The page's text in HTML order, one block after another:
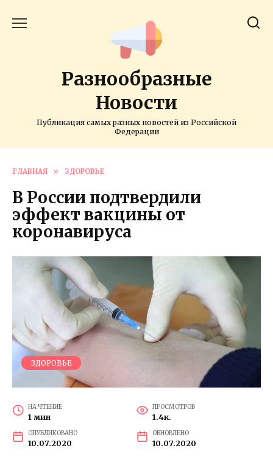
Разнообразные
Новости
Публикация самых разных новостей из Российской
Федерации
ГЛАВНАЯ » ЗДОРОВЬЕ
В России подтвердили
эффект вакцины от
коронавируса
ЗДОРОВЬЕ
НА ЧТЕНИЕ
1 мин
ПРОСМОТРОВ
1.4к.
ОПУБЛИКОВАНО
10.07.2020
ОБНОВЛЕНО
10.07.2020